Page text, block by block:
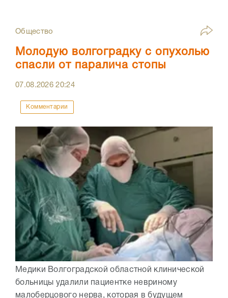
Общество
Молодую волгоградку с опухолью
спасли от паралича стопы
07.08.202620:24
Комментарии
Медики Волгоградской областной клинической
больницы удалили пациентке невриному
малоберцового нерва, которая в будущем